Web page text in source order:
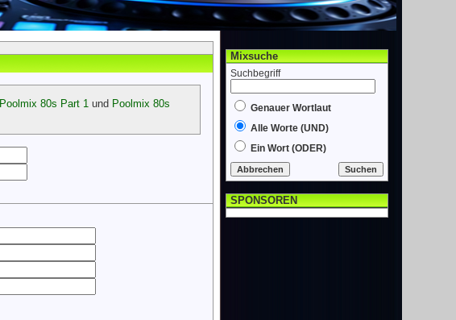
Poolmix 80s Part 1und Poolmix 80s
Mixsuche
Suchbegriff
Genauer Wortlaut
Alle Worte (UND)
Ein Wort (ODER)
SPONSOREN